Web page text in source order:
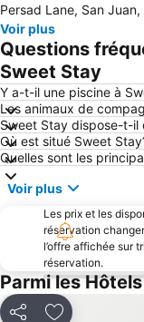
Persad Lane, San
Voir plus
Questions
Sweet Stay
Y a-t-il une piscine à
Les animaux de
Sweet Stay dispose-t-il
Où est situé Sweet
Quelles sont les
Voir plus
Les prix et les
réservation
l’offre affichée sur
réservation.
Parmi les